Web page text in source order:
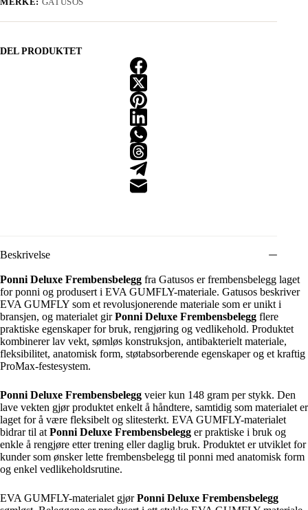
DEL PRODUKTET
Beskrivelse
Ponni Deluxe Frembensbelegg fra Gatusos er frembensbelegg laget
for ponni og produsert i EVA GUMFLY-materiale. Gatusos beskriver
EVA GUMFLY som et revolusjonerende materiale som er unikt i
bransjen, og materialet girPonni Deluxe Frembensbelegg flere
praktiske egenskaper for bruk, rengjøring og vedlikehold. Produktet
kombinerer lav vekt, sømløs konstruksjon, antibakterielt materiale,
fleksibilitet, anatomisk form, støtabsorberende egenskaper og et kraftig
ProMax-festesystem.
Ponni Deluxe Frembensbelegg veier kun 148 gram per stykk. Den
lave vekten gjør produktet enkelt å håndtere, samtidig som materialet er
laget for å være fleksibelt og slitesterkt. EVA GUMFLY-materialet
bidrar til at Ponni Deluxe Frembensbelegg er praktiske i bruk og
enkle å rengjøre etter trening eller daglig bruk. Produktet er utviklet for
kunder som ønsker lette frembensbelegg til ponni med anatomisk form
og enkel vedlikeholdsrutine.
EVA GUMFLY-materialet gjørPonni Deluxe Frembensbelegg